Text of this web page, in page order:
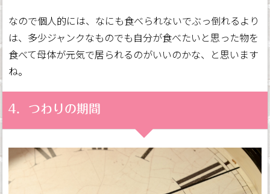
なので個人的には、なにも食べられないでぶっ倒れるより
は、多少ジャンクなものでも自分が食べたいと思った物を
食べて母体が元気で居られるのがいいのかな、と思います
ね。
4．つわりの期間